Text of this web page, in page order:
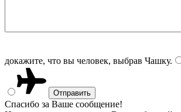
докажите, что вы человек, выбрав Чашку.
Спасибо за Ваше сообщение!